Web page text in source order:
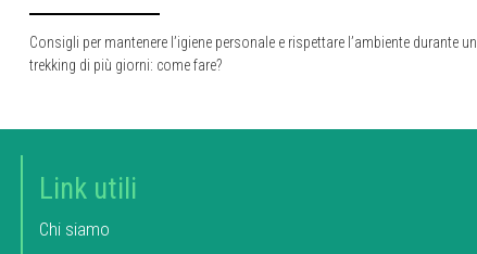
Consigli per mantenere l’igiene personale e rispettare l’ambiente durante un
trekking di più giorni: come fare?
Link utili
Chi siamo